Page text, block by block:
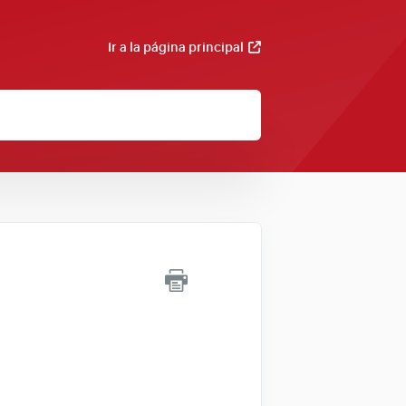
Ir a la página principal